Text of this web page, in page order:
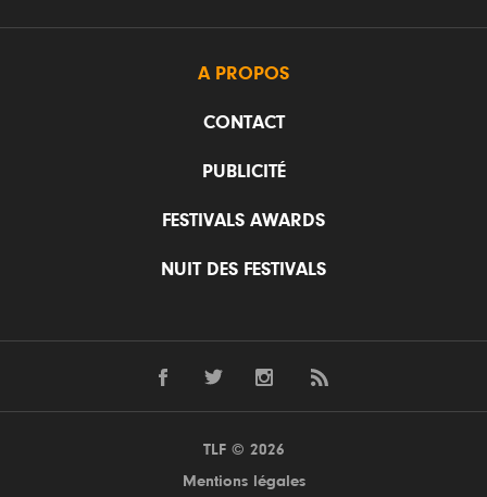
A PROPOS
CONTACT
PUBLICITÉ
FESTIVALS AWARDS
NUIT DES FESTIVALS
TLF © 2026
Mentions légales